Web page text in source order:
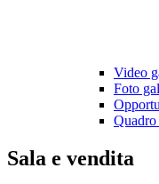
Video
Foto
Sala e vendita